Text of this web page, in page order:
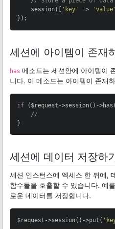
    session([
'key' => 'value'
});
세션에 아이템이 존재
has 메소드는 세션안에 아이템이
니다. 이 메소드는 아이템이 존재
if ($request->session()->has(
//
}
세션에 데이터 저장하
세션 인스턴스에 엑세스 한 뒤에,
함수들을 호출할 수 있습니다. 예
로운 데이터를 저장합니다.
$request->session()->put(